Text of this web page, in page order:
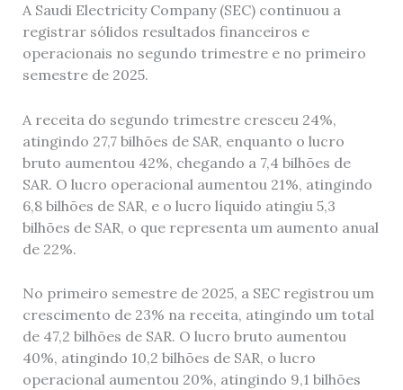
A Saudi Electricity Company (SEC) continuou a
registrar sólidos resultados financeiros e
operacionais no segundo trimestre e no primeiro
semestre de 2025.
A receita do segundo trimestre cresceu 24%,
atingindo 27,7 bilhões de SAR, enquanto o lucro
bruto aumentou 42%, chegando a 7,4 bilhões de
SAR. O lucro operacional aumentou 21%, atingindo
6,8 bilhões de SAR, e o lucro líquido atingiu 5,3
bilhões de SAR, o que representa um aumento anual
de 22%.
No primeiro semestre de 2025, a SEC registrou um
crescimento de 23% na receita, atingindo um total
de 47,2 bilhões de SAR. O lucro bruto aumentou
40%, atingindo 10,2 bilhões de SAR, o lucro
operacional aumentou 20%, atingindo 9,1 bilhões